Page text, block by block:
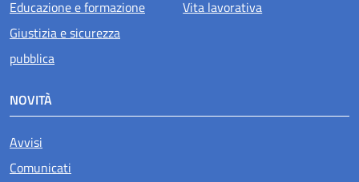
Educazione e formazione
Giustizia e sicurezza
pubblica
Vita lavorativa
NOVITÀ
Avvisi
Comunicati